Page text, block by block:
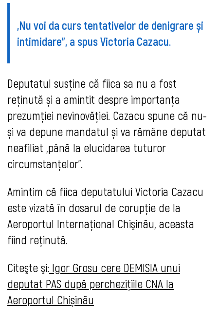
„Nu voi da curs tentativelor de denigrare și
intimidare”, a spus Victoria Cazacu.
Deputatul susține că fiica sa nu a fost
reținută și a amintit despre importanța
prezumției nevinovăției. Cazacu spune că nu-
și va depune mandatul și va rămâne deputat
neafiliat „până la elucidarea tuturor
circumstanțelor”.
Amintim că fiica deputatului Victoria Cazacu
este vizată în dosarul de corupție de la
Aeroportul Internaţional Chişinău, aceasta
fiind reținută.
Citeşte şi: Igor Grosu cere DEMISIA unui
deputat PAS după perchezițiile CNA la
Aeroportul Chișinău